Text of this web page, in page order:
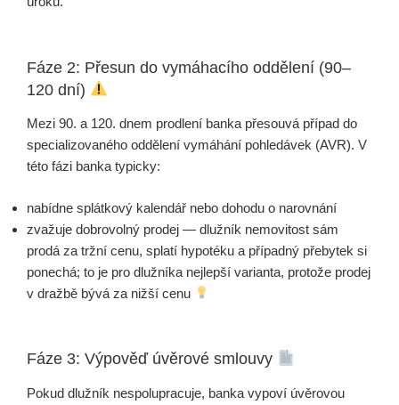
Fáze 2: Přesun do vymáhacího oddělení (90–
120 dní)
Mezi 90. a 120. dnem prodlení banka přesouvá případ do
specializovaného oddělení vymáhání pohledávek (AVR). V
této fázi banka typicky:
nabídne splátkový kalendář nebo dohodu o narovnání
zvažuje dobrovolný prodej — dlužník nemovitost sám
prodá za tržní cenu, splatí hypotéku a případný přebytek si
ponechá; to je pro dlužníka nejlepší varianta, protože prodej
v dražbě bývá za nižší cenu
Fáze 3: Výpověď úvěrové smlouvy
Pokud dlužník nespolupracuje, banka vypoví úvěrovou